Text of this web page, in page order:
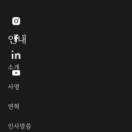
안내
소개
사명
연혁
인사말씀


